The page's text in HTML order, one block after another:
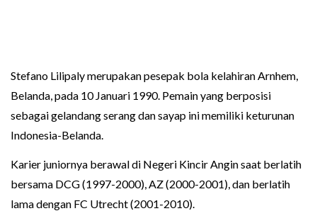
Stefano Lilipaly merupakan pesepak bola kelahiran Arnhem,
Belanda, pada 10 Januari 1990. Pemain yang berposisi
sebagai gelandang serang dan sayap ini memiliki keturunan
Indonesia-Belanda.
Karier juniornya berawal di Negeri Kincir Angin saat berlatih
bersama DCG (1997-2000), AZ (2000-2001), dan berlatih
lama dengan FC Utrecht (2001-2010).